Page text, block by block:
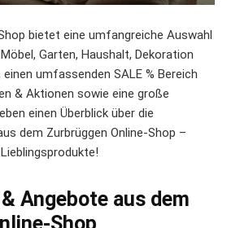
bietet eine umfangreiche Auswahl
Garten, Haushalt, Dekoration
umfassenden SALE % Bereich
& Aktionen sowie eine große
einen Überblick über die
dem Zurbrüggen Online-Shop –
Angebote aus dem